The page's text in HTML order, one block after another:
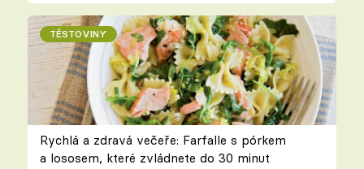
TĚSTOVINY
Rychlá a zdravá večeře: Farfalle s pórkem
a lososem, které zvládnete do 30 minut